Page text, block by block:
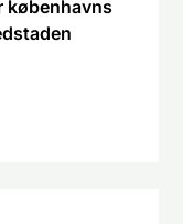
københavns